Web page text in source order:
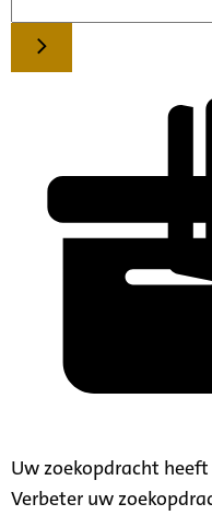
Uw zoekopdracht
Verbeter uw